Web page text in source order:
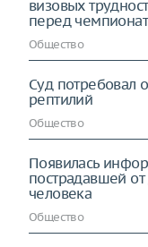
визовых
перед
Общество
Суд потребовал
рептилий
Общество
Появилась
пострадавшей
человека
Общество